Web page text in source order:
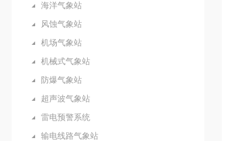
海洋气象站
风蚀气象站
机场气象站
机械式气象站
防爆气象站
超声波气象站
雷电预警系统
输电线路气象站